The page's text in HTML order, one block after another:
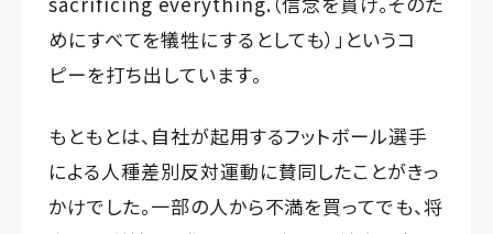
めにすべてを犠牲にするとしても）」というコ
ピーを打ち出しています。
もともとは、自社が起用するフットボール選手
による人種差別反対運動に賛同したことがきっ
かけでした。一部の人から不満を買ってでも、将